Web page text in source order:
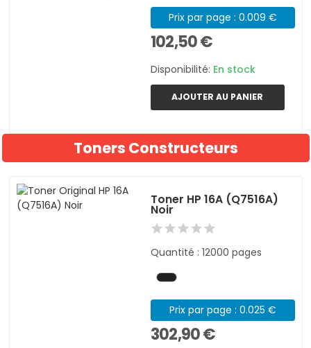
Prix par page : 0.009 €
102,50 €
Disponibilité: En stock
AJOUTER AU PANIER
Toners Constructeurs
Toner HP 16A (Q7516A)
Noir
Quantité : 12000 pages
Prix par page : 0.025 €
302,90 €